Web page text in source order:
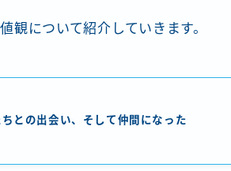
観について紹介していきます。
との出会い、そして仲間になった